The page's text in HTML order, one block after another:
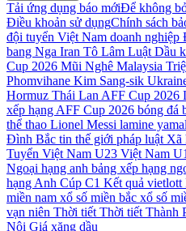
Tải ứng dụng báo mớiĐể không
Điều khoản sử dụngChính sách
đội tuyển Việt Nam doanh nghiệp
bang Nga Iran Tô Lâm Luật Dầu
Cup 2026 Mũi Nghê Malaysia
Phomvihane Kim Sang-sik
Hormuz Thái Lan AFF Cup 2026
xếp hạng AFF Cup 2026 bóng đá
thể thao Lionel Messi lamine yamal
Đình Bắc tin thế giới pháp luật Xã
Tuyển Việt Nam U23 Việt Nam
Ngoại hạng anh bảng xếp hạng
hạng Anh Cúp C1 Kết quả vietlott
miền nam xổ số miền bắc xổ số
vạn niên Thời tiết Thời tiết Thành
Nội Giá xăng dầu